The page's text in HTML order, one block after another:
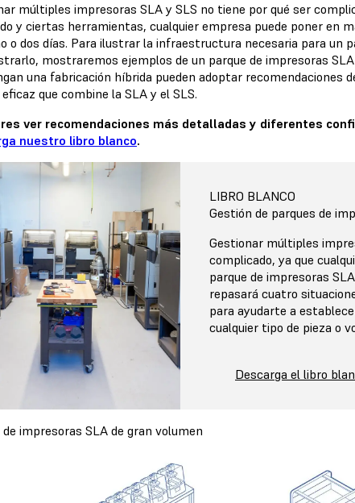
múltiples impresoras SLA y SLS no tiene por qué ser
y ciertas herramientas, cualquier empresa puede poner en
o dos días. Para ilustrar la infraestructura necesaria para un
mostraremos ejemplos de un parque de impresoras
una fabricación híbrida pueden adoptar recomendaciones
que combine la SLA y el SLS.
ver recomendaciones más detalladas y diferentes
nuestro libro blanco.
LIBRO BLANCO
Gestión de parques de
Gestionar múltiples
complicado, ya que
parque de impresoras
repasará cuatro
para ayudarte a
cualquier tipo de pieza o
Descarga el libro
de impresoras SLA de gran volumen